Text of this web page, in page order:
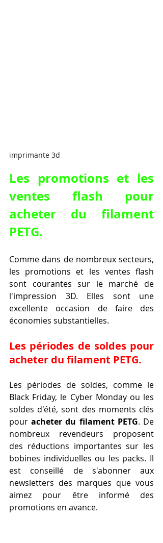
imprimante 3d
Les promotions et les
ventes flash pour
acheter du filament
PETG.
Comme dans de nombreux secteurs,
les promotions et les ventes flash
sont courantes sur le marché de
l'impression 3D. Elles sont une
excellente occasion de faire des
économies substantielles.
Les périodes de soldes pour
acheter du filament PETG.
Les périodes de soldes, comme le
Black Friday, le Cyber Monday ou les
soldes d'été, sont des moments clés
pour acheter du filament PETG. De
nombreux revendeurs proposent
des réductions importantes sur les
bobines individuelles ou les packs. Il
est conseillé de s'abonner aux
newsletters des marques que vous
aimez pour être informé des
promotions en avance.